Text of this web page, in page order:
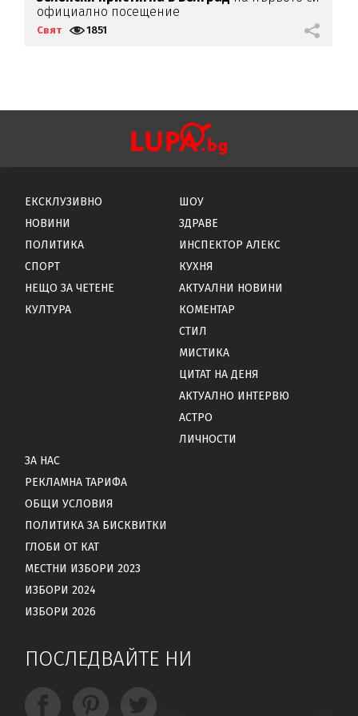
официално посещение
Свят 1851
ЕКСКЛУЗИВНО
НОВИНИ
ПОЛИТИКА
СПОРТ
НЕЩО ЗА ЧЕТЕНЕ
КУЛТУРА
ШОУ
ЗДРАВЕ
ИНСПЕКТОР АЛЕКС
КУХНЯ
АКТУАЛНИ НОВИНИ
КОМЕНТАР
СТИЛ
МИСТИКА
ЦИТАТ НА ДЕНЯ
АКТУАЛНО ИНТЕРВЮ
АСТРО
ЛИЧНОСТИ
ЗА НАС
РЕКЛАМНА ТАРИФА
ОБЩИ УСЛОВИЯ
ПОЛИТИКА ЗА БИСКВИТКИ
ГЛОБИ ОТ КАТ
МЕСТНИ ИЗБОРИ 2023
ИЗБОРИ 2024
ИЗБОРИ 2026
ПОСЛЕДВАЙТЕ НИ